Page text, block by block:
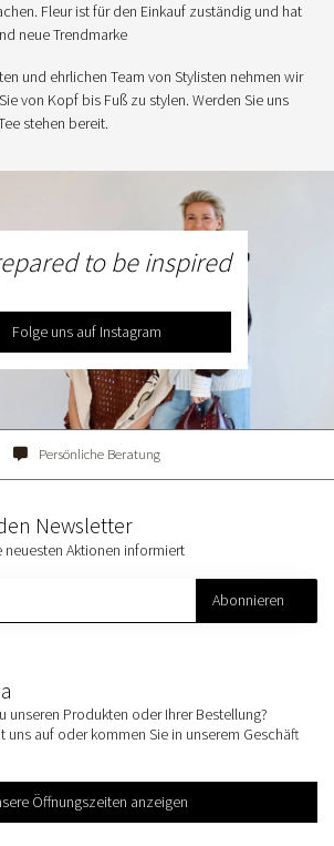
Fleur ist für den Einkauf zuständig und hat
neue Trendmarke
und ehrlichen Team von Stylisten nehmen wir
von Kopf bis Fuß zu stylen. Werden Sie uns
stehen bereit.
to be inspired
Folge uns auf Instagram
Persönliche Beratung
unseren Produkten oder Ihrer Bestellung?
uns auf oder kommen Sie in unserem Geschäft
Öffnungszeiten anzeigen
Newsletter
neuesten Aktionen informiert
Abonnieren